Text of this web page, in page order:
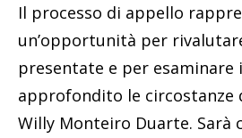
Il processo di appello
un’opportunità per
presentate e per esaminare
approfondito le circostanze
Willy Monteiro Duarte. Sarà